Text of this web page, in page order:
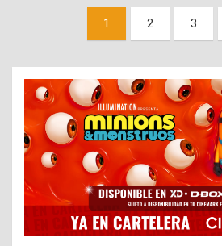
Paginación
entradas
1 2 3